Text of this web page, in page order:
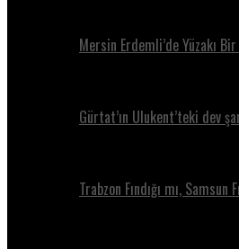
Mersin Erdemli’de Yüzakı
Gürtat’ın Ulukent’teki dev
Trabzon Fındığı mı, Samsun